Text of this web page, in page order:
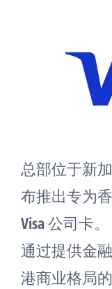
总部位于新
布推出专为
Visa 公司卡。
通过提供金
港商业格局